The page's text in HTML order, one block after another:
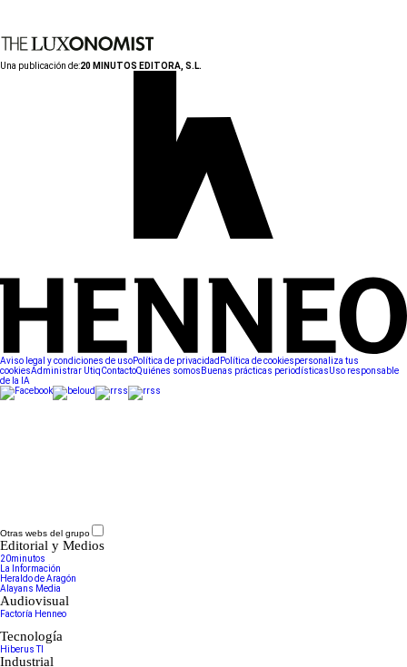
Una publicación de:20 MINUTOS EDITORA, S.L.
Aviso legal y condiciones de usoPolítica de privacidad Política de cookiespersonaliza tus
cookiesAdministrar UtiqContactoQuiénes somos Buenas prácticas periodísticasUso responsable
de la IA
Otras webs del grupo
Editorial y Medios
20minutos
La Información
Heraldo de Aragón
Alayans Media
Audiovisual
Factoría Henneo
Tecnología
Hiberus TI
Industrial